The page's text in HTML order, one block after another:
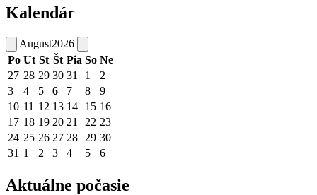
Kalendár
August2026
Po Ut St Št Pia So Ne
27 28 29 30 31 1
2
3
4 5 6 7 8
9
10 11 12 13 14 15 16
17 18 19 20 21 22 23
24 25 26 27 28 29 30
31 1 2 3 4 5 6
Aktuálne počasie